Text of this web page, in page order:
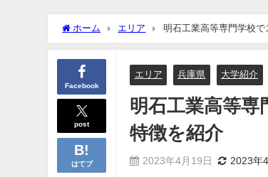
ホーム エリア 明石工業高等専門学校
Facebook
post
はてブ
エリア 兵庫県 大学紹介
明石工業高等専
特徴を紹介
2023年4月19日 2023年